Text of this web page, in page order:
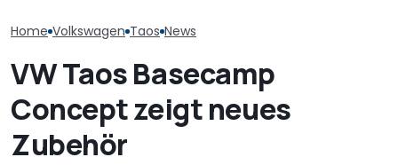
Home Volkswagen Taos News
VW Taos Basecamp
Concept zeigt neues
Zubehör